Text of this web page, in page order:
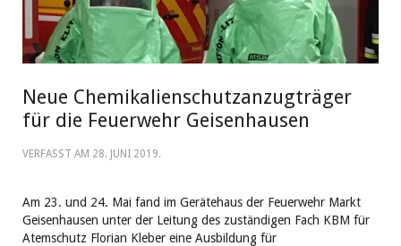
Neue Chemikalienschutzanzugträger
für die Feuerwehr Geisenhausen
VERFASST AM 28. JUNI 2019.
Am 23. und 24. Mai fand im Gerätehaus der Feuerwehr Markt
Geisenhausen unter der Leitung des zuständigen Fach KBM für
Atemschutz Florian Kleber eine Ausbildung für